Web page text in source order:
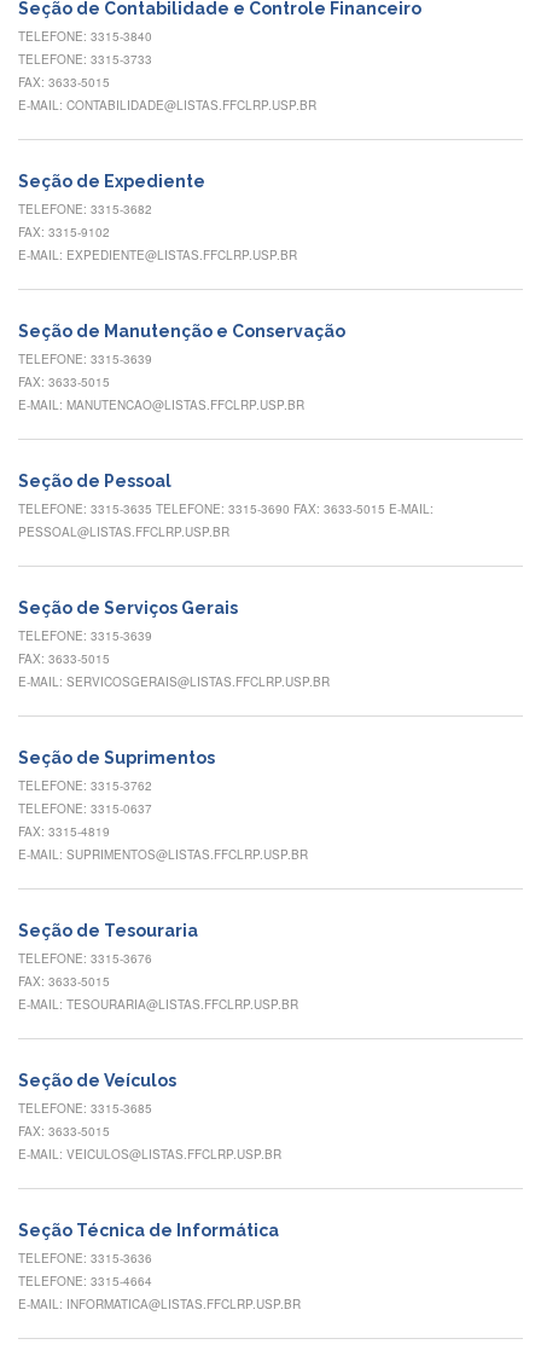
CULTURA
E
EXTENSÃO
e
Projetos
Ciências
Empresas
Cursos
e
Atividades
e
Editais
Notícias
Eventos
Contato
INCLUSÃO
Apresentação
Regimento
Portarias
e
Eventos
de
Inclusão
Pertencimento
Apoio
estudantil
Você
não
Seção de Contabilidade e Controle Financeiro
TELEFONE: 3315-3840
TELEFONE: 3315-3733
FAX: 3633-5015
E-MAIL: CONTABILIDADE@LISTAS.FFCLRP.USP.BR
Seção de Expediente
TELEFONE: 3315-3682
FAX: 3315-9102
E-MAIL: EXPEDIENTE@LISTAS.FFCLRP.USP.BR
Seção de Manutenção e Conservação
TELEFONE: 3315-3639
FAX: 3633-5015
E-MAIL: MANUTENCAO@LISTAS.FFCLRP.USP.BR
Seção de Pessoal
TELEFONE: 3315-3635 TELEFONE: 3315-3690 FAX: 3633-5015 E-MAIL:
PESSOAL@LISTAS.FFCLRP.USP.BR
Seção de Serviços Gerais
TELEFONE: 3315-3639
FAX: 3633-5015
E-MAIL: SERVICOSGERAIS@LISTAS.FFCLRP.USP.BR
Seção de Suprimentos
TELEFONE: 3315-3762
TELEFONE: 3315-0637
FAX: 3315-4819
E-MAIL: SUPRIMENTOS@LISTAS.FFCLRP.USP.BR
Seção de Tesouraria
TELEFONE: 3315-3676
FAX: 3633-5015
E-MAIL: TESOURARIA@LISTAS.FFCLRP.USP.BR
Seção de Veículos
TELEFONE: 3315-3685
FAX: 3633-5015
E-MAIL: VEICULOS@LISTAS.FFCLRP.USP.BR
Seção Técnica de Informática
TELEFONE: 3315-3636
TELEFONE: 3315-4664
E-MAIL: INFORMATICA@LISTAS.FFCLRP.USP.BR